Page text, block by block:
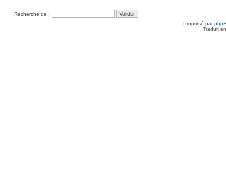
Recherche de :
Propulsé par
Traduit